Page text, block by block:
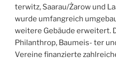
terwitz, Saarau/Żarow und
wurde umfangreich
weitere Gebäude erweitert.
Philanthrop, Baumeis- ter
Vereine finanzierte